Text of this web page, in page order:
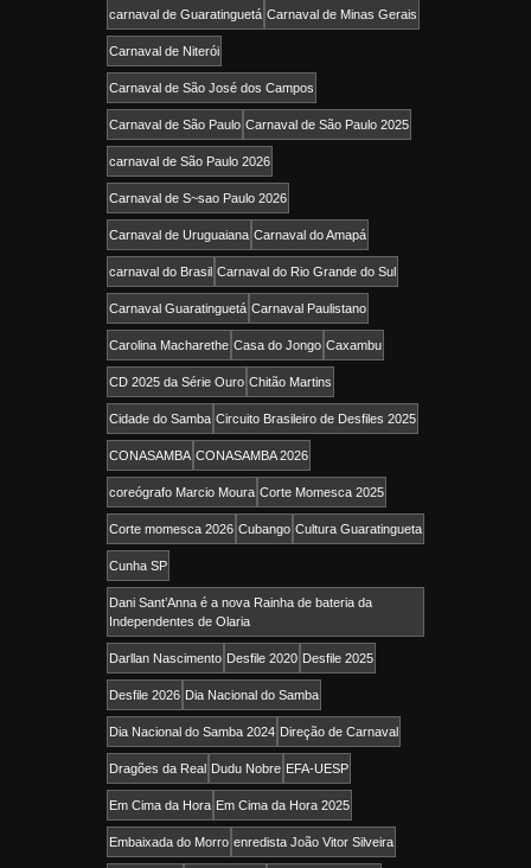
carnaval de Guaratinguetá Carnaval de Minas Gerais
Carnaval de Niterói
Carnaval de São José dos Campos
Carnaval de São Paulo Carnaval de São Paulo 2025
carnaval de São Paulo 2026
Carnaval de S~sao Paulo 2026
Carnaval de Uruguaiana Carnaval do Amapá
carnaval do Brasil Carnaval do Rio Grande do Sul
Carnaval Guaratinguetá Carnaval Paulistano
Carolina Macharethe Casa do Jongo Caxambu
CD 2025 da Série Ouro Chitão Martins
Cidade do Samba Circuito Brasileiro de Desfiles 2025
CONASAMBA CONASAMBA 2026
coreógrafo Marcio Moura Corte Momesca 2025
Corte momesca 2026 Cubango Cultura Guaratingueta
Cunha SP
Dani Sant’Anna é a nova Rainha de bateria da
Independentes de Olaria
Darllan Nascimento Desfile 2020 Desfile 2025
Desfile 2026 Dia Nacional do Samba
Dia Nacional do Samba 2024 Direção de Carnaval
Dragões da Real Dudu Nobre EFA-UESP
Em Cima da Hora Em Cima da Hora 2025
Embaixada do Morro enredista João Vitor Silveira